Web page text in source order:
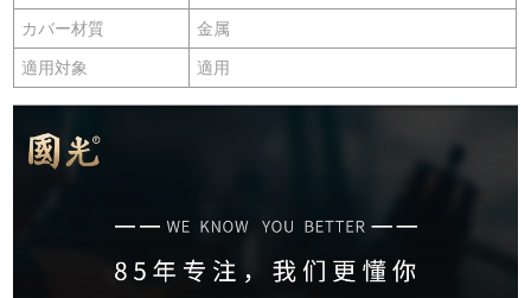
カバー材質 金属
適用対象 適用